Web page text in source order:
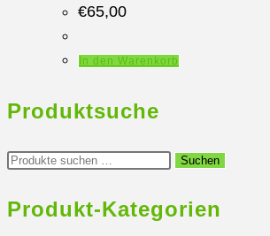
€65,00
In den Warenkorb
Produktsuche
Suchen
Suchen
Produkt-Kategorien